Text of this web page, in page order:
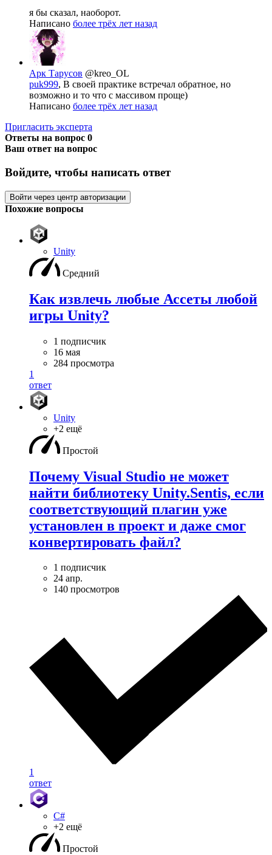
я бы сказал, наоборот.
Написано более трёх лет назад
Арк Тарусов @kreo_OL
puk999, В своей практике встречал обратное, но
возможно и то что с массивом проще)
Написано более трёх лет назад
Пригласить эксперта
Ответы на вопрос 0
Ваш ответ на вопрос
Войдите, чтобы написать ответ
Войти через центр авторизации
Похожие вопросы
Unity
Средний
Как извлечь любые Ассеты любой
игры Unity?
1 подписчик
16 мая
284 просмотра
1
ответ
Unity
+2 ещё
Простой
Почему Visual Studio не может
найти библиотеку Unity.Sentis, если
соответствующий плагин уже
установлен в проект и даже смог
конвертировать файл?
1 подписчик
24 апр.
140 просмотров
1
ответ
C#
+2 ещё
Простой